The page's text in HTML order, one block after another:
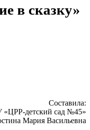
в сказку»
Составила:
детский сад №45»
Мария Васильевна